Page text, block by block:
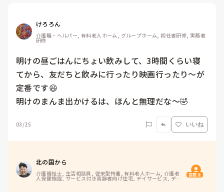
けろろん
介護職・ヘルパー, 有料老人ホーム, グループホーム, 初任者研修, 実務者
研修
明けの昼ごはんにちょい飲みして、3時間くらい寝
てから、友だちと飲みに行ったり映画行ったり～が
定番です😆
明けのまんま出かけるは、ほんと無理だな～🤣
03/25 いいね
北の国から
介護福祉士, 生活相談員, 従来型特養, 有料老人ホーム, 介護老
人保健施設, サービス付き高齢者向け住宅, デイサービス, デイ
ケア・通所リハ, 訪問介護, ユニット型特養, 障害者支援施設,
質問主